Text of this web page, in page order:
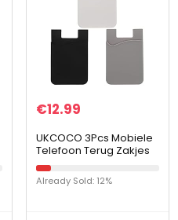
€12.99
UKCOCO 3Pcs Mobiele
Telefoon Terug Zakjes
Kaarten Houders Lijm
Telefoon Zakken
Kaarten Mouwen
Already Sold: 12%